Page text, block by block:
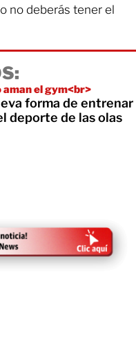
no deberás tener el
aman el gym<br>
forma de entrenar
deporte de las olas